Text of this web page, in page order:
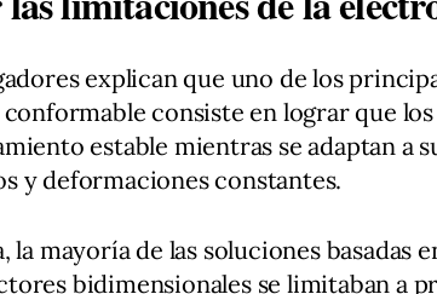
explican que uno de los
consiste en lograr que
estable mientras se adaptan a
y deformaciones constantes.
la mayoría de las soluciones basadas
bidimensionales se limitaban a